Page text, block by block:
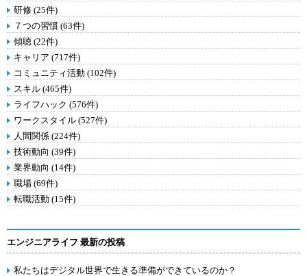
研修 (25件)
７つの習慣 (63件)
傾聴 (22件)
キャリア (717件)
コミュニティ活動 (102件)
スキル (465件)
ライフハック (576件)
ワークスタイル (527件)
人間関係 (224件)
技術動向 (39件)
業界動向 (14件)
職場 (69件)
転職活動 (15件)
エンジニアライフ 最新の投稿
私たちはデジタル世界で生きる準備ができているのか？